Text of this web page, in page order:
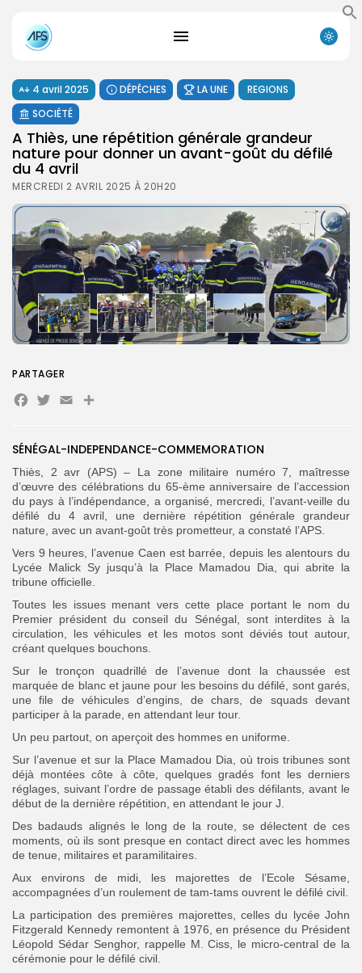
Search
for:
Button
FR
4 avril 2025 DÉPÊCHES LA UNE
REGIONS
SOCIÉTÉ
A Thiès, une répétition générale grandeur
nature pour donner un avant-goût du défilé
du 4 avril
MERCREDI 2 AVRIL 2025 À 20H20
SÉNÉGAL-INDEPENDANCE-COMMEMORATION
Thiès, 2 avr (APS) – La zone militaire numéro 7, maîtresse
d’œuvre des célébrations du 65-ème anniversaire de l’accession
du pays à l’indépendance, a organisé, mercredi, l’avant-veille du
défilé du 4 avril, une dernière répétition générale grandeur
nature, avec un avant-goût très prometteur, a constaté l’APS.
Vers 9 heures, l’avenue Caen est barrée, depuis les alentours du
Lycée Malick Sy jusqu’à la Place Mamadou Dia, qui abrite la
tribune officielle.
Toutes les issues menant vers cette place portant le nom du
Premier président du conseil du Sénégal, sont interdites à la
circulation, les véhicules et les motos sont déviés tout autour,
créant quelques bouchons.
Sur le tronçon quadrillé de l’avenue dont la chaussée est
marquée de blanc et jaune pour les besoins du défilé, sont garés,
une file de véhicules d’engins, de chars, de squads devant
participer à la parade, en attendant leur tour.
Un peu partout, on aperçoit des hommes en uniforme.
Sur l’avenue et sur la Place Mamadou Dia, où trois tribunes sont
déjà montées côte à côte, quelques gradés font les derniers
réglages, suivant l’ordre de passage établi des défilants, avant le
début de la dernière répétition, en attendant le jour J.
Des badauds alignés le long de la route, se délectent de ces
moments, où ils sont presque en contact direct avec les hommes
de tenue, militaires et paramilitaires.
Aux environs de midi, les majorettes de l’Ecole Sésame,
accompagnées d’un roulement de tam-tams ouvrent le défilé civil.
La participation des premières majorettes, celles du lycée John
Fitzgerald Kennedy remontent à 1976, en présence du Président
Léopold Sédar Senghor, rappelle M. Ciss, le micro-central de la
cérémonie pour le défilé civil.
PARTAGER
Facebook
Twitter
EmailPartager